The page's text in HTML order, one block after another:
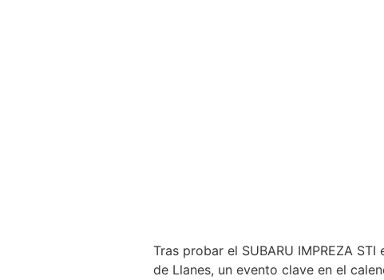
Tras probar el SUBARU IMPREZA
de Llanes, un evento clave en el